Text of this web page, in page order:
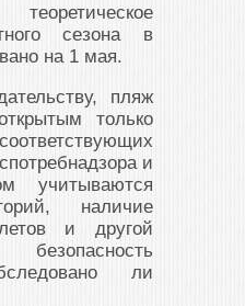
сезона в
на 1 мая.
пляж
только
и
наличие
и другой
безопасность
ли